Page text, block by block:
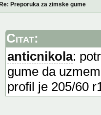
Preporuka za zimske gume
Citat:
anticnikola:
gume da
profil je 205/60